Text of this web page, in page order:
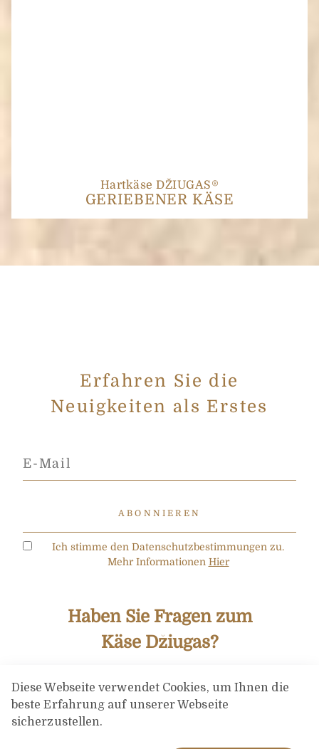
Hartkäse DŽIUGAS®
GERIEBENER KÄSE
Erfahren Sie die
Neuigkeiten als Erstes
Ich stimme den Datenschutzbestimmungen zu.
Mehr Informationen Hier
Haben Sie Fragen zum
Käse Džiugas?
info@dziugashouse.lt
Diese Webseite verwendet Cookies, um Ihnen die
beste Erfahrung auf unserer Webseite
sicherzustellen.